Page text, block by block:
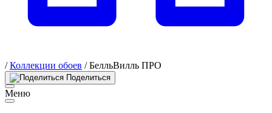
/Коллекции обоев /БелльВилль ПРО
Поделиться
Меню